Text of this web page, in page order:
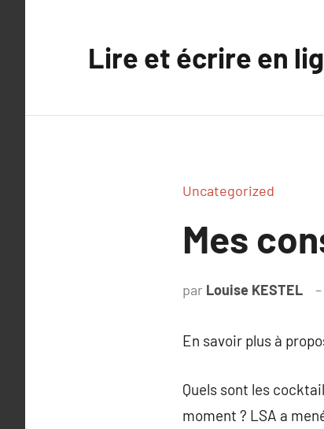
Lire et écrire en
Uncategorized
Mes
par Louise KESTEL
En savoir plus à
Quels sont les
moment ? LSA a